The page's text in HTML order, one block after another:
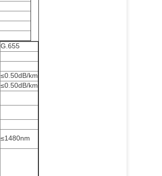
G.655
≤0.50dB/km
≤0.50dB/km
≤1480nm